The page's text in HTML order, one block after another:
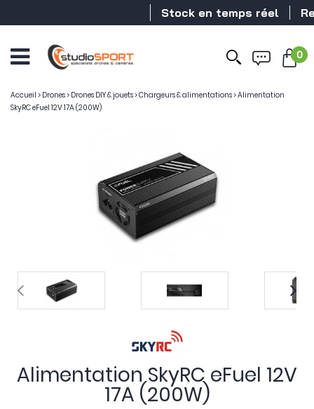
Stock en temps réel
0
Accueil > Drones> Drones DIY & jouets>Chargeurs & alimentations>Alimentation
SkyRC eFuel 12V 17A (200W)
Alimentation SkyRC eFuel 12V
17A (200W)